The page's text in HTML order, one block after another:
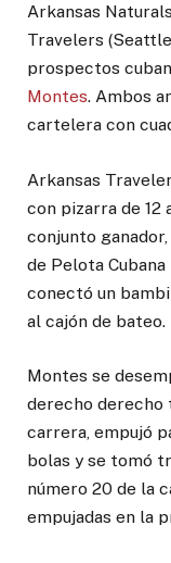
Arkansas
Travelers
prospectos
Montes. Ambos
cartelera con
Arkansas
con pizarra de 12
conjunto
de Pelota
conectó un
al cajón de bateo.
Montes se
derecho derecho
carrera, empujó
bolas y se tomó
número 20 de la
empujadas en la